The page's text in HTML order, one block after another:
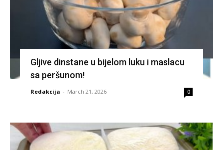
Gljive dinstane u bijelom luku i maslacu
sa peršunom!
Redakcija - March 21, 2026 0